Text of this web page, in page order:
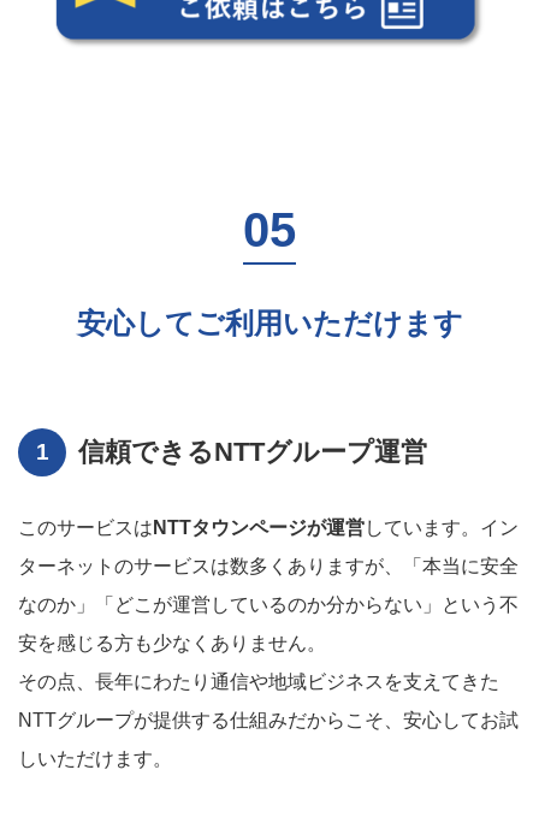
安心してご利用いただけます
信頼できるNTTグループ運営
このサービスは NTTタウンページが運営しています。イン
ターネットのサービスは数多くありますが、「本当に安全
なのか」「どこが運営しているのか分からない」という不
安を感じる方も少なくありません。
その点、長年にわたり通信や地域ビジネスを支えてきた
NTTグループが提供する仕組みだからこそ、安心してお試
しいただけます。